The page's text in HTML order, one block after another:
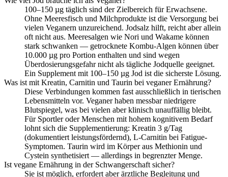
100–150 µg täglich sind der Zielbereich für Erwachsene.
Ohne Meeresfisch und Milchprodukte ist die Versorgung bei
vielen Veganern unzureichend. Jodsalz hilft, reicht aber allein
oft nicht aus. Meeresalgen wie Nori und Wakame können
stark schwanken — getrocknete Kombu-Algen können über
10.000 µg pro Portion enthalten und sind wegen
Überdosierungsgefahr nicht als tägliche Jodquelle geeignet.
Ein Supplement mit 100–150 µg Jod ist die sicherste Lösung.
Was ist mit Kreatin, Carnitin und Taurin bei veganer Ernährung?
Diese Verbindungen kommen fast ausschließlich in tierischen
Lebensmitteln vor. Veganer haben messbar niedrigere
Blutspiegel, was bei vielen aber klinisch unauffällig bleibt.
Für Sportler oder Menschen mit hohem kognitivem Bedarf
lohnt sich die Supplementierung: Kreatin 3 g/Tag
(dokumentiert leistungsfördernd), L-Carnitin bei Fatigue-
Symptomen. Taurin wird im Körper aus Methionin und
Cystein synthetisiert — allerdings in begrenzter Menge.
Ist vegane Ernährung in der Schwangerschaft sicher?
Sie ist möglich, erfordert aber ärztliche Begleitung und